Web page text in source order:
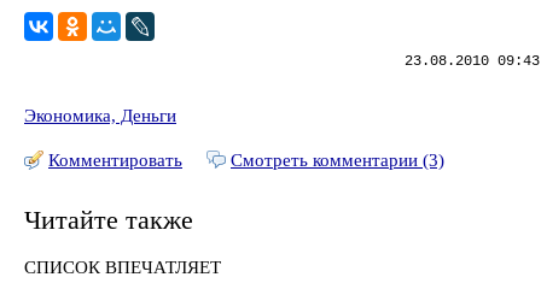
23.08.2010
Экономика, Деньги
Комментировать Смотреть комментарии (3)
Читайте также
СПИСОК ВПЕЧАТЛЯЕТ